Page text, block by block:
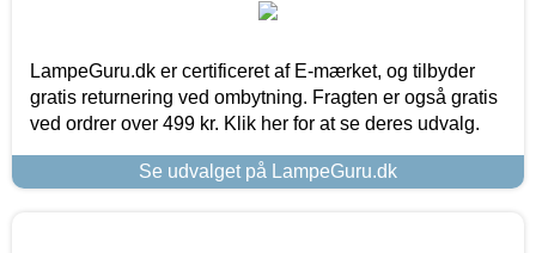
LampeGuru.dk er certificeret af E-mærket, og tilbyder
gratis returnering ved ombytning. Fragten er også gratis
ved ordrer over 499 kr. Klik her for at se deres udvalg.
Se udvalget på LampeGuru.dk